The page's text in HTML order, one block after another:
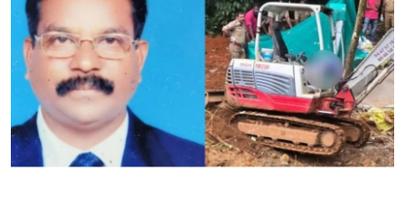
Obituary
Sports
Travel & Tourism
Technology